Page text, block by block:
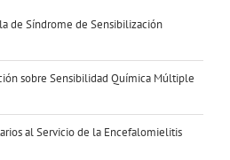
de Síndrome de Sensibilización
sobre Sensibilidad Química Múltiple
al Servicio de la Encefalomielitis